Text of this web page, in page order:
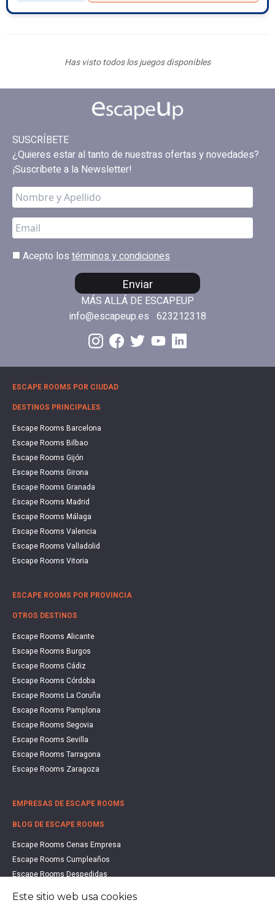
Has visto todos los juegos disponibles
SUSCRÍBETE
¿Quieres estar al tanto de nuestras ofertas y novedades?
¡Suscríbete a la Newsletter!
Acepto los términos y condiciones
Enviar
MÁS ALLÁ DE ESCAPEUP
info@escapeup.es 623212318
ESCAPE ROOMS POR CIUDAD
DESTINOS PRINCIPALES
Escape Rooms Barcelona
Escape Rooms Bilbao
Escape Rooms Gijón
Escape Rooms Girona
Escape Rooms Granada
Escape Rooms Madrid
Escape Rooms Málaga
Escape Rooms Valencia
Escape Rooms Valladolid
Escape Rooms Vitoria
ESCAPE ROOMS POR PROVINCIA
OTROS DESTINOS
Escape Rooms Alicante
Escape Rooms Burgos
Escape Rooms Cádiz
Escape Rooms Córdoba
Escape Rooms La Coruña
Escape Rooms Pamplona
Escape Rooms Segovia
Escape Rooms Sevilla
Escape Rooms Tarragona
Escape Rooms Zaragoza
EMPRESAS DE ESCAPE ROOMS
BLOG DE ESCAPE ROOMS
Escape Rooms Cenas Empresa
Escape Rooms Cumpleaños
Escape Rooms Despedidas
Escape Rooms Familias
Este sitio web usa cookies